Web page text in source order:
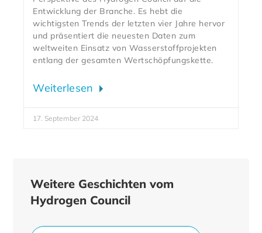
Entwicklung der Branche. Es hebt die
wichtigsten Trends der letzten vier Jahre hervor
und präsentiert die neuesten Daten zum
weltweiten Einsatz von Wasserstoffprojekten
entlang der gesamten Wertschöpfungskette.
Weiterlesen
17. September 2024
Weitere Geschichten vom
Hydrogen Council